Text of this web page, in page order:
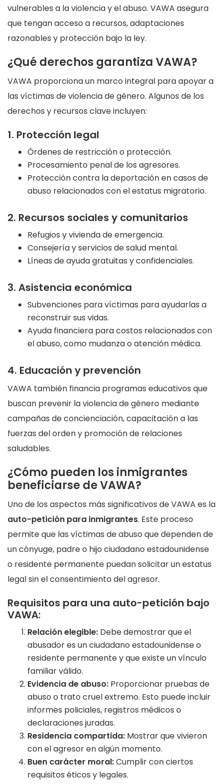
vulnerables a la violencia y el abuso. VAWA asegura
que tengan acceso a recursos, adaptaciones
razonables y protección bajo la ley.
¿Qué derechos garantiza VAWA?
VAWA proporciona un marco integral para apoyar a
las víctimas de violencia de género. Algunos de los
derechos y recursos clave incluyen:
1. Protección legal
Órdenes de restricción o protección.
Procesamiento penal de los agresores.
Protección contra la deportación en casos de
abuso relacionados con el estatus migratorio.
2. Recursos sociales y comunitarios
Refugios y vivienda de emergencia.
Consejería y servicios de salud mental.
Líneas de ayuda gratuitas y confidenciales.
3. Asistencia económica
Subvenciones para víctimas para ayudarlas a
reconstruir sus vidas.
Ayuda financiera para costos relacionados con
el abuso, como mudanza o atención médica.
4. Educación y prevención
VAWA también financia programas educativos que
buscan prevenir la violencia de género mediante
campañas de concienciación, capacitación a las
fuerzas del orden y promoción de relaciones
saludables.
¿Cómo pueden los inmigrantes
beneficiarse de VAWA?
Uno de los aspectos más significativos de VAWA es la
auto-petición para inmigrantes. Este proceso
permite que las víctimas de abuso que dependen de
un cónyuge, padre o hijo ciudadano estadounidense
o residente permanente puedan solicitar un estatus
legal sin el consentimiento del agresor.
Requisitos para una auto-petición bajo
VAWA:
Relación elegible: Debe demostrar que el
abusador es un ciudadano estadounidense o
residente permanente y que existe un vínculo
familiar válido.
Evidencia de abuso: Proporcionar pruebas de
abuso o trato cruel extremo. Esto puede incluir
informes policiales, registros médicos o
declaraciones juradas.
Residencia compartida: Mostrar que vivieron
con el agresor en algún momento.
Buen carácter moral:Cumplir con ciertos
requisitos éticos y legales.